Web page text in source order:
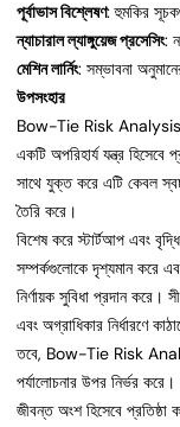
পূর্বাভাস বিশ্লেষণ: হুমকির
ন্যাচারাল ল্যাঙ্গুয়েজ প্রসেসিং:
মেশিন লার্নিং: সম্ভাবনা
উপসংহার
Bow-Tie Risk Analysis
একটি অপরিহার্য যন্ত্র হিসেবে
সাথে যুক্ত করে এটি কেবল
তৈরি করে।
বিশেষ করে স্টার্টআপ এবং
সম্পর্কগুলোকে দৃশ্যমান করে
নির্ণায়ক সুবিধা প্রদান করে।
এবং অগ্রাধিকার নির্ধারণে
তবে, Bow-Tie Risk
পর্যালোচনার উপর নির্ভর
জীবন্ত অংশ হিসেবে